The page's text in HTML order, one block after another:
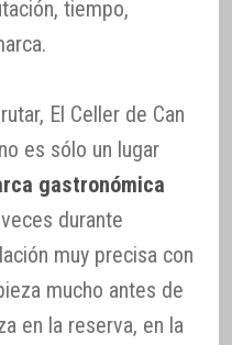
tiempo,
El Celler de Can
es sólo un lugar
gastronómica
durante
muy precisa con
mucho antes de
en la reserva, en la